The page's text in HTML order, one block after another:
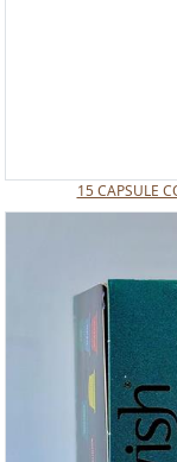
15 CAPSULE